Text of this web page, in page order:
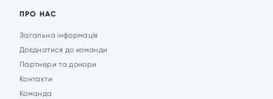
ПРО НАС
Загальна інформація
Доєднатися до команди
Партнери та донори
Контакти
Команда